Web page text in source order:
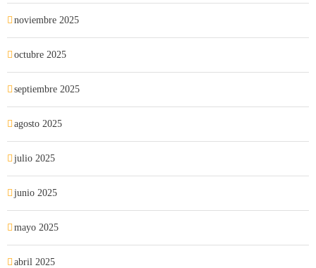
noviembre 2025
octubre 2025
septiembre 2025
agosto 2025
julio 2025
junio 2025
mayo 2025
abril 2025